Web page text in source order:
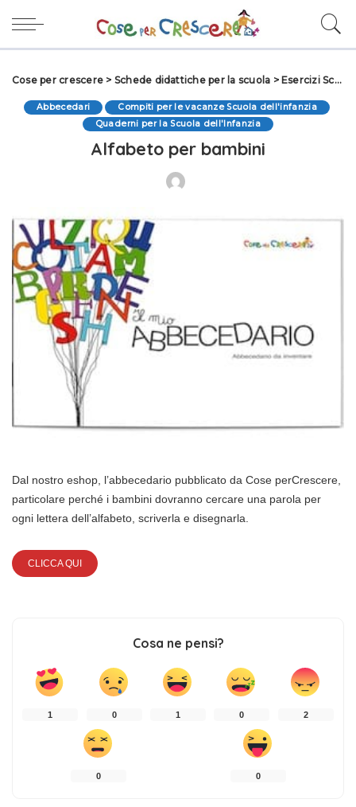
Cose per crescere > Schede didattiche per la scuola > Esercizi Scuola dell'infanzia
Abbecedari
Compiti per le vacanze Scuola dell'infanzia
Quaderni per la Scuola dell'Infanzia
Alfabeto per bambini
Dal nostro eshop, l’abbecedario pubblicato da Cose perCrescere,
particolare perché i bambini dovranno cercare una parola per
ogni lettera dell’alfabeto, scriverla e disegnarla.
CLICCA QUI
Cosa ne pensi?
1 0 1 0 2
0 0